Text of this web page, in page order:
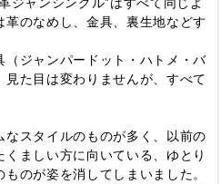
のなめし、金具、裏生地などす
（ジャンパードット・ハトメ・バ
た目は変わりませんが、すべて
なスタイルのものが多く、以前の
ましい方に向いている、ゆとり
のが姿を消してしまいました。